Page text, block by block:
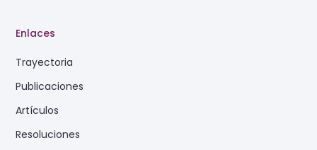
Enlaces
Trayectoria
Publicaciones
Artículos
Resoluciones